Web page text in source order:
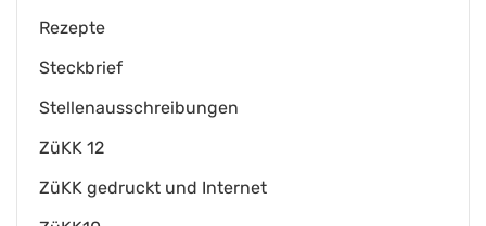
Rezepte
Steckbrief
Stellenausschreibungen
ZüKK 12
ZüKK gedruckt und Internet